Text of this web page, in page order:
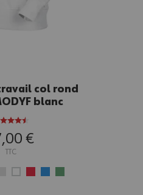
col rond
blanc
€
TTC